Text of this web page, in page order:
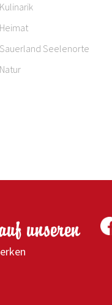
Kulinarik
Heimat
Sauerland Seelenorte
Natur
unseren